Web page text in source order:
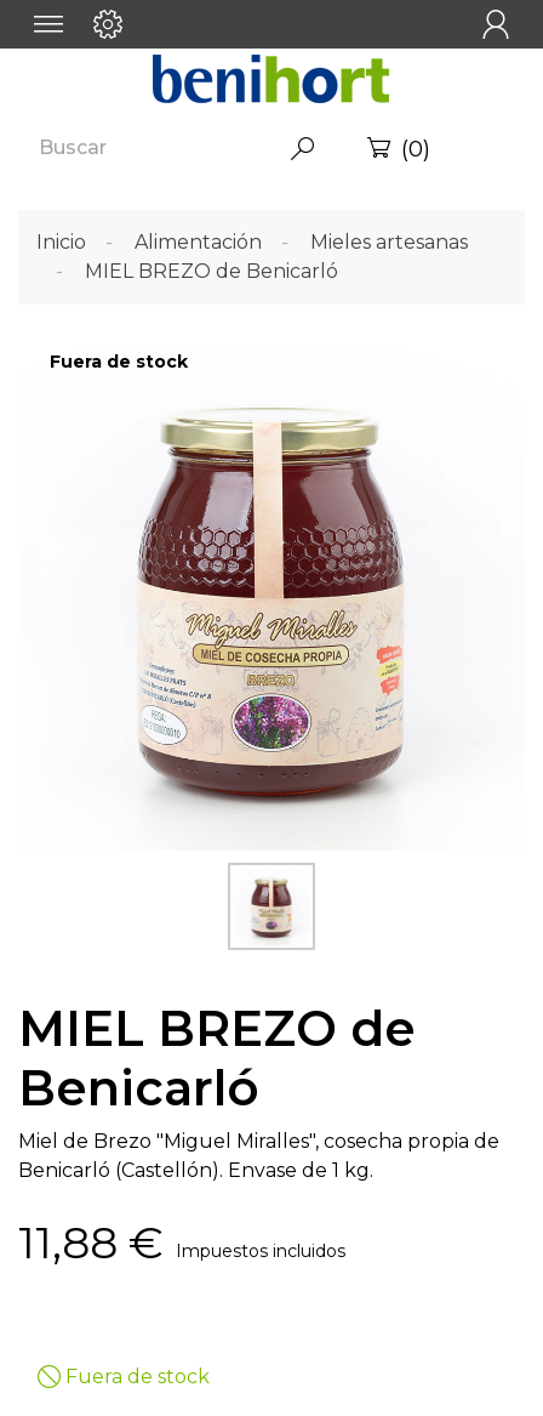

  (0)
Inicio Alimentación
Mieles artesanas
MIEL BREZO de Benicarló
Fuera de stock
MIEL BREZO de
Benicarló
Miel de Brezo "Miguel Miralles", cosecha propia de
Benicarló (Castellón). Envase de 1 kg.
11,88 € Impuestos incluidos
 Fuera de stock